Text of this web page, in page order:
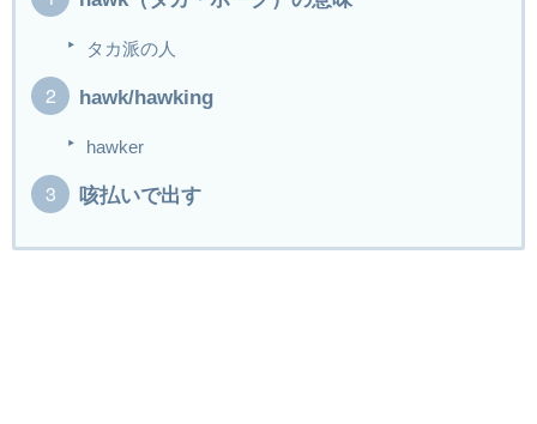
タカ派の人
hawk/hawking
hawker
咳払いで出す